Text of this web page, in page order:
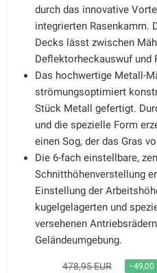
durch das innovative
integrierten Rasenkamm.
Decks lässt zwischen
Deflektorheckauswuf und
Das hochwertige Metall-
strömungsoptimiert
Stück Metall gefertigt.
und die spezielle Form
einen Sog, der das Gras
Die 6-fach einstellbare,
Schnitthöhenverstellung
Einstellung der
kugelgelagerten und
versehenen
Geländeumgebung.
478,95 EUR −49,00